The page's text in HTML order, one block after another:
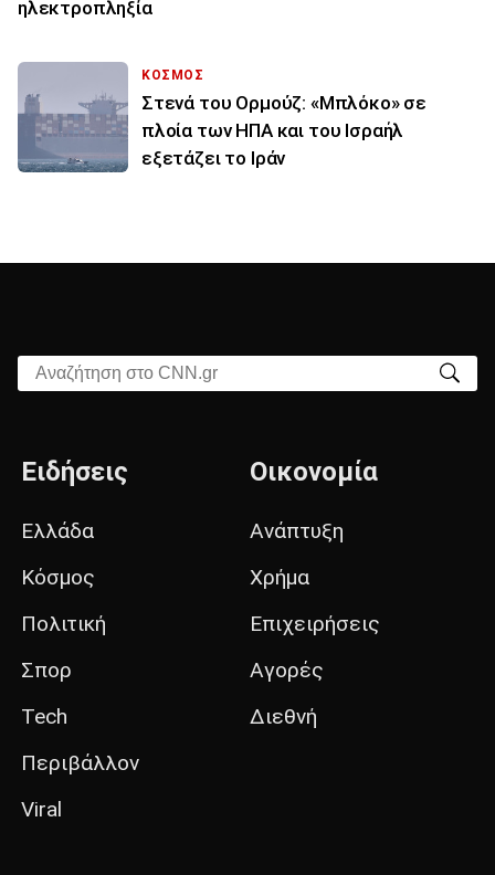
ηλεκτροπληξία
ΚΟΣΜΟΣ
Στενά του Ορμούζ: «Μπλόκο» σε
πλοία των ΗΠΑ και του Ισραήλ
εξετάζει το Ιράν
Αναζήτηση στο CNN.gr
Ειδήσεις
Ελλάδα
Κόσμος
Πολιτική
Σπορ
Tech
Περιβάλλον
Viral
Οικονομία
Ανάπτυξη
Χρήμα
Επιχειρήσεις
Αγορές
Διεθνή